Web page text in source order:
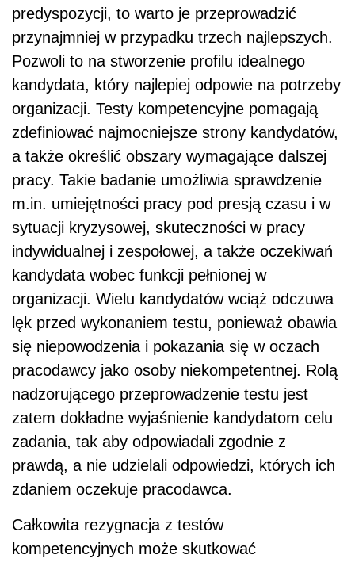
predyspozycji, to warto je przeprowadzić
przynajmniej w przypadku trzech najlepszych.
Pozwoli to na stworzenie profilu idealnego
kandydata, który najlepiej odpowie na potrzeby
organizacji. Testy kompetencyjne pomagają
zdefiniować najmocniejsze strony kandydatów,
a także określić obszary wymagające dalszej
pracy. Takie badanie umożliwia sprawdzenie
m.in. umiejętności pracy pod presją czasu i w
sytuacji kryzysowej, skuteczności w pracy
indywidualnej i zespołowej, a także oczekiwań
kandydata wobec funkcji pełnionej w
organizacji. Wielu kandydatów wciąż odczuwa
lęk przed wykonaniem testu, ponieważ obawia
się niepowodzenia i pokazania się w oczach
pracodawcy jako osoby niekompetentnej. Rolą
nadzorującego przeprowadzenie testu jest
zatem dokładne wyjaśnienie kandydatom celu
zadania, tak aby odpowiadali zgodnie z
prawdą, a nie udzielali odpowiedzi, których ich
zdaniem oczekuje pracodawca.
Całkowita rezygnacja z testów
kompetencyjnych może skutkować